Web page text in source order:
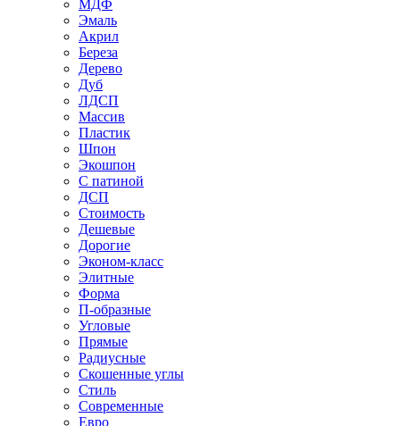
МДФ
Эмаль
Акрил
Береза
Дерево
Дуб
ЛДСП
Массив
Пластик
Шпон
Экошпон
С патиной
ДСП
Стоимость
Дешевые
Дорогие
Эконом-класс
Элитные
Форма
П-образные
Угловые
Прямые
Радиусные
Скошенные углы
Стиль
Современные
Евро